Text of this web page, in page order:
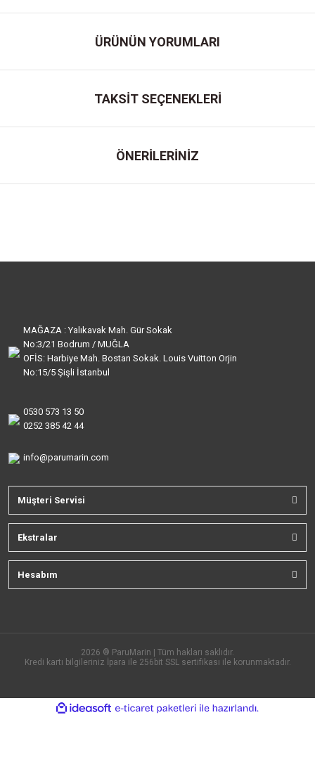
ÜRÜNÜN YORUMLARI
TAKSİT SEÇENEKLERİ
ÖNERİLERİNİZ
MAĞAZA : Yalıkavak Mah. Gür Sokak
No:3/21 Bodrum / MUĞLA
OFİS: Harbiye Mah. Bostan Sokak. Louis Vuitton Orjin
No:15/5 Şişli İstanbul
0530 573 13 50
0252 385 42 44
info@parumarin.com
Müşteri Servisi
Ekstralar
Hesabım
2026 ® ParuMarin | Tüm hakları saklıdır.
Kredi kartı bilgileriniz İpara ile 256bit SSL sertifikası ile korunmaktadır.
ideasoft
e-